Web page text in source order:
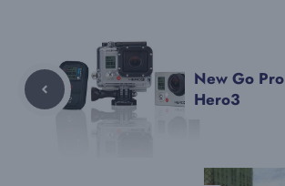
New Go Pro
Hero3